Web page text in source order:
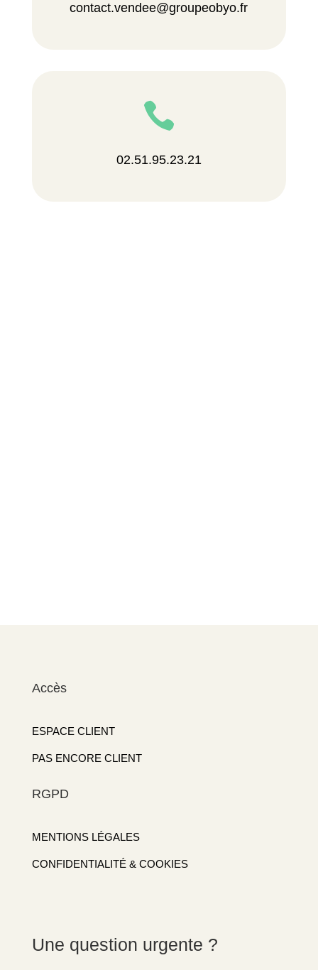
contact.vendee@groupeobyo.fr

02.51.95.23.21
Accès
ESPACE CLIENT
PAS ENCORE CLIENT
RGPD
MENTIONS LÉGALES
CONFIDENTIALITÉ & COOKIES
Une question urgente ?